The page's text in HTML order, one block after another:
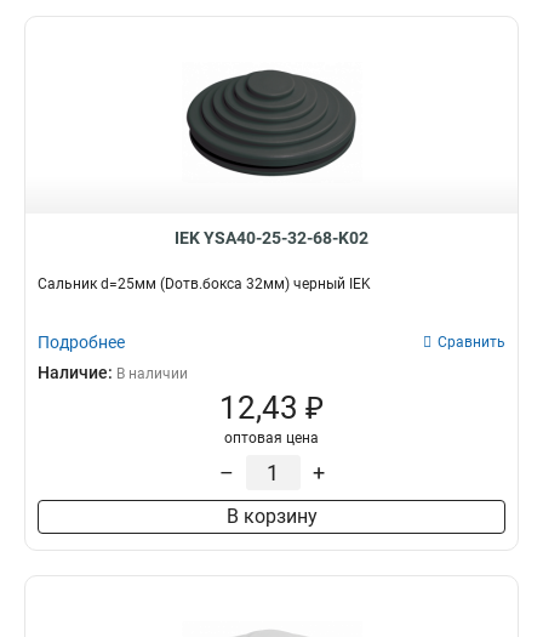
IEK YSA40-25-32-68-K02
Сальник d=25мм (Dотв.бокса 32мм) черный IEK
Подробнее Сравнить
Наличие: В наличии
12,43 ₽
оптовая цена
– +
В корзину